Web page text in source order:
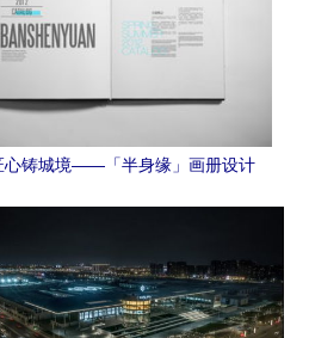
心铸城境——「半身缘」画册设计